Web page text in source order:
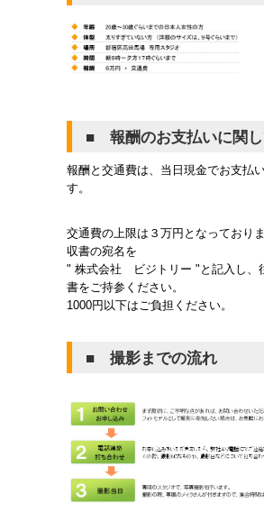
■ 報酬のお支払いに関
報酬と交通費は、当日現金でお支払
す。
交通費の上限は３万円となっており
収書の宛名を
" 株式会社 ビジトリー "と記入し、
書をご持参ください。
1000円以下はご負担ください。
■ 撮影までの流れ